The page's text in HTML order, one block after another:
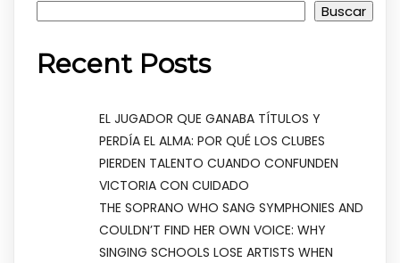
Buscar
Recent Posts
EL JUGADOR QUE GANABA TÍTULOS Y
PERDÍA EL ALMA: POR QUÉ LOS CLUBES
PIERDEN TALENTO CUANDO CONFUNDEN
VICTORIA CON CUIDADO
THE SOPRANO WHO SANG SYMPHONIES AND
COULDN’T FIND HER OWN VOICE: WHY
SINGING SCHOOLS LOSE ARTISTS WHEN